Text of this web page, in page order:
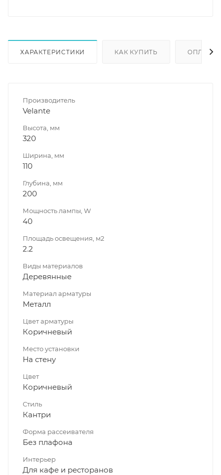
ХАРАКТЕРИСТИКИ КАК КУПИТЬ ОПЛАТА
Производитель
Velante
Высота, мм
320
Ширина, мм
110
Глубина, мм
200
Мощность лампы, W
40
Площадь освещения, м2
2.2
Виды материалов
Деревянные
Материал арматуры
Металл
Цвет арматуры
Коричневый
Место установки
На стену
Цвет
Коричневый
Стиль
Кантри
Форма рассеивателя
Без плафона
Интерьер
Для кафе и ресторанов